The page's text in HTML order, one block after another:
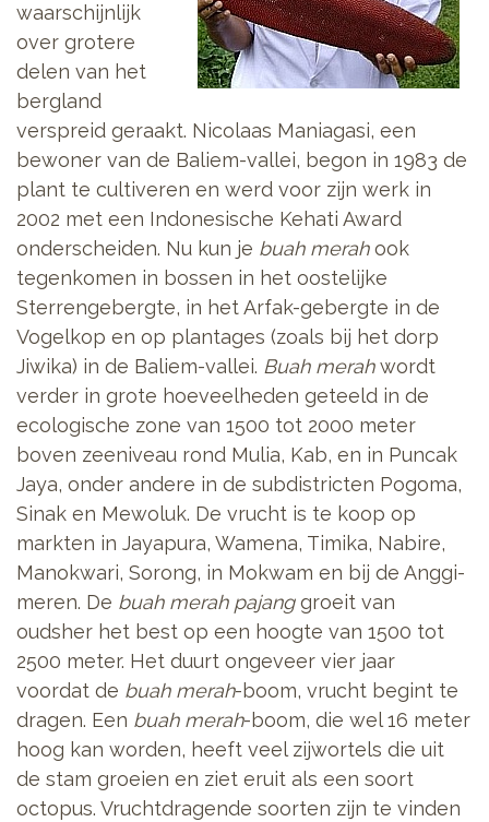
waarschijnlijk
over grotere
delen van het
bergland
verspreid geraakt. Nicolaas Maniagasi, een
bewoner van de Baliem-vallei, begon in 1983 de
plant te cultiveren en werd voor zijn werk in
2002 met een Indonesische Kehati Award
onderscheiden. Nu kun je buah merahook
tegenkomen in bossen in het oostelijke
Sterrengebergte, in het Arfak-gebergte in de
Vogelkop en op plantages (zoals bij het dorp
Jiwika) in de Baliem-vallei. Buah merahwordt
verder in grote hoeveelheden geteeld in de
ecologische zone van 1500 tot 2000 meter
boven zeeniveau rond Mulia, Kab, en in Puncak
Jaya, onder andere in de subdistricten Pogoma,
Sinak en Mewoluk. De vrucht is te koop op
markten in Jayapura, Wamena, Timika, Nabire,
Manokwari, Sorong, in Mokwam en bij de Anggi-
meren. De buah merah pajanggroeit van
oudsher het best op een hoogte van 1500 tot
2500 meter. Het duurt ongeveer vier jaar
voordat de buah merah-boom, vrucht begint te
dragen. Een buah merah-boom, die wel 16 meter
hoog kan worden, heeft veel zijwortels die uit
de stam groeien en ziet eruit als een soort
octopus. Vruchtdragende soorten zijn te vinden